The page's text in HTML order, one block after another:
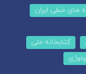
های خطی ایران
کتابخانه ملی